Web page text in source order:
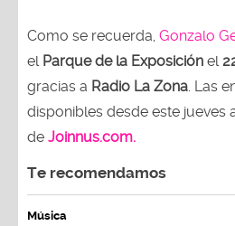
Como se recuerda, Gonzalo
el Parque de la Exposición el
gracias a Radio La Zona . Las
disponibles desde este jueves
de Joinnus.com.
Te recomendamos
Música